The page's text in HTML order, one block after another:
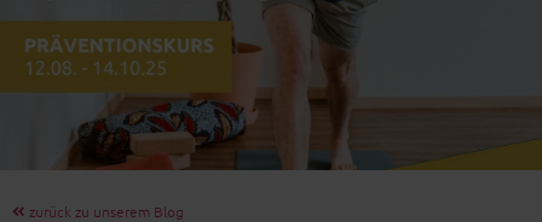
zurück zu unserem Blog